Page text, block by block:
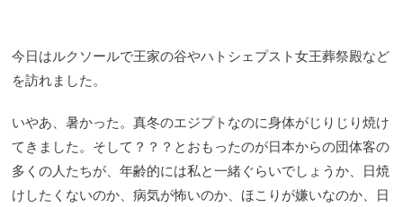
今日はルクソールで王家の谷やハトシェプスト女王葬祭殿など
を訪れました。
いやあ、暑かった。真冬のエジプトなのに身体がじりじり焼け
てきました。そして？？？とおもったのが日本からの団体客の
多くの人たちが、年齢的には私と一緒ぐらいでしょうか、日焼
けしたくないのか、病気が怖いのか、ほこりが嫌いなのか、日